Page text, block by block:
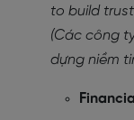
to build
(Các công
dựng niềm